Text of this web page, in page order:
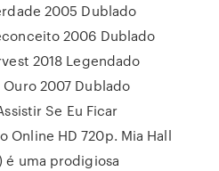
2005 Dublado
2006 Dublado
2018 Legendado
Ouro 2007 Dublado
Se Eu Ficar
Online HD 720p. Mia Hall
é uma prodigiosa